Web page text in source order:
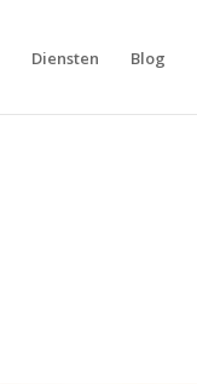
Diensten Blog